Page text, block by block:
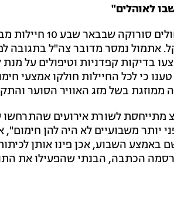
לאוהלים"
רק בשבוע שעבר פונו
אתמול נמסר מדובר צה"ל בתגובה
בדיקות קפדניות וטיפולים על
כי לכל החיילות חולקו אמצעי
ממוזגת בשל מזג האוויר הסוער
לשורת אירועים שהתרחשו
יותר משבועיים לא היה להן
השבוע, אכן פינו אותן
הכתבה, הבנתי שהפעילו את